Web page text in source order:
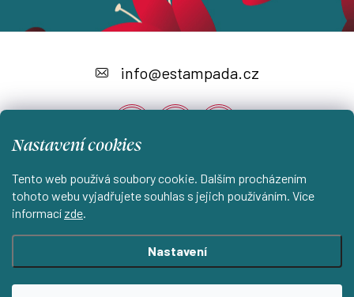
Nastavení cookies
Tento web používá soubory cookie. Dalším procházením
tohoto webu vyjadřujete souhlas s jejich používáním. Více
informací zde.
Nastavení
p
a
Instagram
info@estampada.cz
Shoptet.cz KantorStudio.cz